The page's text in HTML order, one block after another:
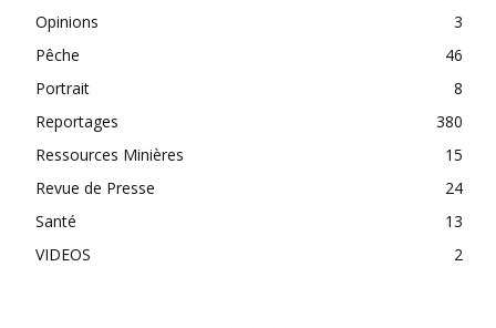
Opinions
3
Pêche
46
Portrait
8
Reportages
380
Ressources Minières
15
Revue de Presse
24
Santé
13
VIDEOS
2